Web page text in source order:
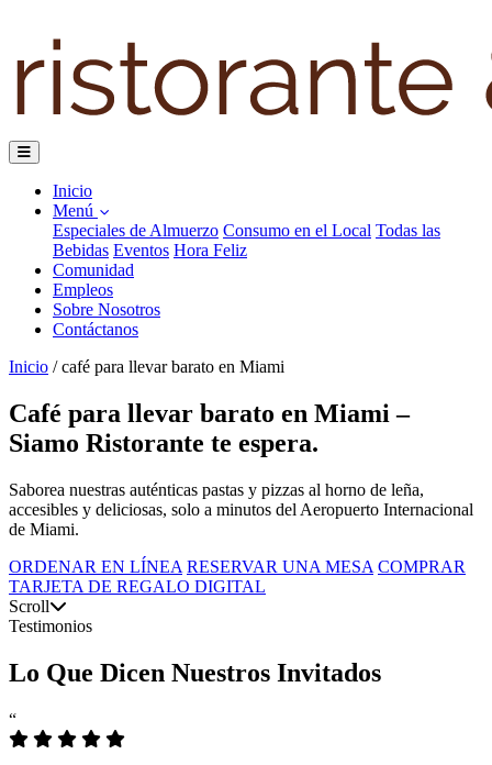
Inicio
Menú
Especiales de Almuerzo Consumo en el Local Todas las
Bebidas Eventos Hora Feliz
Comunidad
Empleos
Sobre Nosotros
Contáctanos
Inicio / café para llevar barato en Miami
Café para llevar barato en Miami –
Siamo Ristorante te espera.
Saborea nuestras auténticas pastas y pizzas al horno de leña,
accesibles y deliciosas, solo a minutos del Aeropuerto Internacional
de Miami.
ORDENAR EN LÍNEA RESERVAR UNA MESA COMPRAR
TARJETA DE REGALO DIGITAL
Scroll
Testimonios
Lo Que Dicen Nuestros Invitados
“